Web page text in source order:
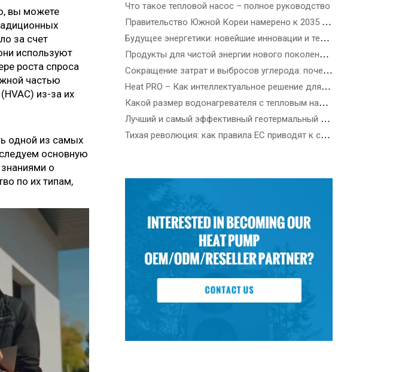
вы можете
за счет
используют
роста спроса
частью
из-за их
одной из самых
основную
о
по их типам,
Что такое тепловой насос – полное руководство
Правительство Южной Кореи намерено к 2035 году установить 3,5 миллиона тепловых насосов – как выбрать лучший тепловой насос в зависимости от типа здания
Будущее энергетики: новейшие инновации и технологические решения в области возобновляемых источников энергии
Продукты для чистой энергии нового поколения: путеводитель по новейшим ветроэнергетическим, прецизионным солнечным и возобновляемым источникам энергии
Сокращение затрат и выбросов углерода: почему коммерческие тепловые насосы R290 ATW — это будущее энергоэффективных зданий
Heat PRO – Как интеллектуальное решение для отопления SPRSUN облегчает жизнь
Какой размер водонагревателя с тепловым насосом мне нужен?
Лучший и самый эффективный геотермальный тепловой насос
Тихая революция: как правила ЕС приводят к стандартам шума тепловых насосов